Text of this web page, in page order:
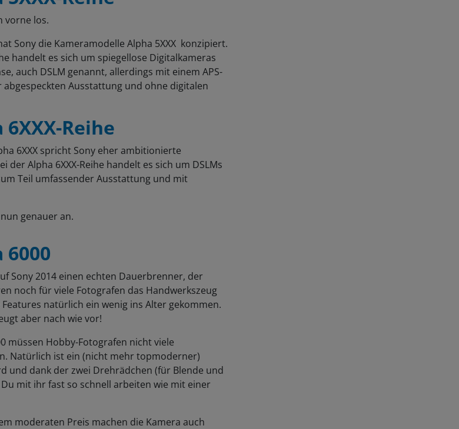
vorne los.
Sony die Kameramodelle Alpha 5XXX konzipiert.
handelt es sich um spiegellose Digitalkameras
auch DSLM genannt, allerdings mit einem APS-
abgespeckten Ausstattung und ohne digitalen
Reihe
6XXX spricht Sony eher ambitionierte
der Alpha 6XXX-Reihe handelt es sich um DSLMs
Teil umfassender Ausstattung und mit
genauer an.
6000
Sony 2014 einen echten Dauerbrenner, der
noch für viele Fotografen das Handwerkszeug
natürlich ein wenig ins Alter gekommen.
aber nach wie vor!
müssen Hobby-Fotografen nicht viele
Natürlich ist ein (nicht mehr topmoderner)
und dank der zwei Drehrädchen (für Blende und
mit ihr fast so schnell arbeiten wie mit einer
moderaten Preis machen die Kamera auch